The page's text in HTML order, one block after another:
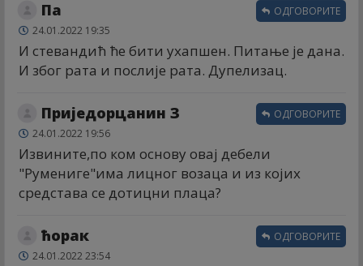
Па
24.01.2022 19:35
И стевандић ће бити ухапшен. Питање је дана.
И због рата и послије рата. Дупелизац.
ОДГОВОРИТЕ
Приједорцанин З
24.01.2022 19:56
Извините,по ком основу овај дебели
"Румениге"има лицног возаца и из којих
средстава се дотицни плаца?
ОДГОВОРИТЕ
ћорак
24.01.2022 23:54
ОДГОВОРИТЕ